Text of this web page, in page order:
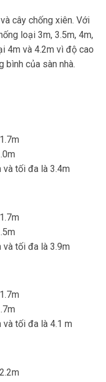
cây chống xiên. Với
loại 3m, 3.5m, 4m,
4m và 4.2m vì độ cao
bình của sàn nhà.
và tối đa là 3.4m
và tối đa là 3.9m
và tối đa là 4.1 m